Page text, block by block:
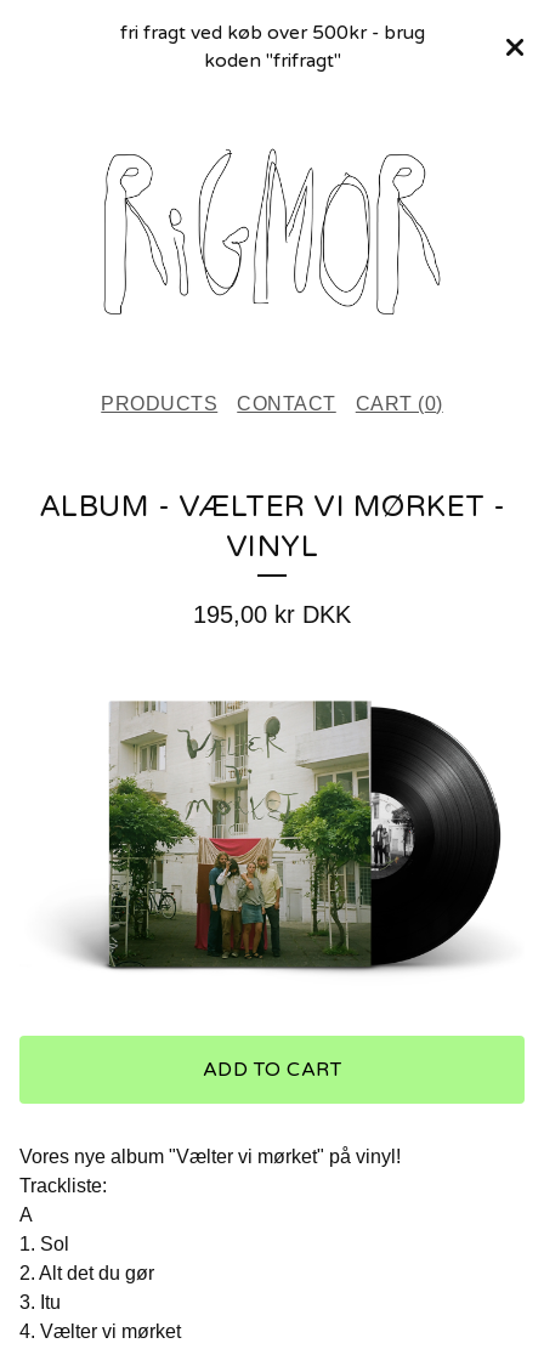
fri fragt ved køb over 500kr - brug
koden "frifragt"
PRODUCTS CONTACT CART (0)
ALBUM - VÆLTER VI MØRKET -
VINYL
195,00 kr DKK
ADD TO CART
Vores nye album "Vælter vi mørket" på vinyl!
Trackliste:
A
1. Sol
2. Alt det du gør
3. Itu
4. Vælter vi mørket